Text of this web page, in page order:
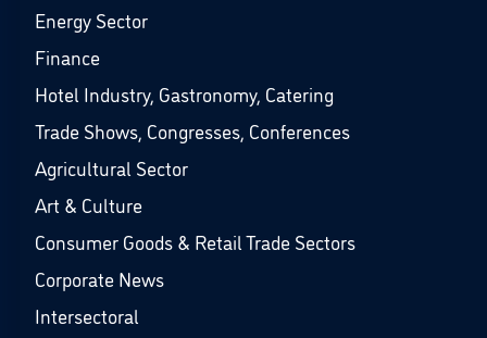
Energy Sector
Finance
Hotel Industry, Gastronomy, Catering
Trade Shows, Congresses, Conferences
Agricultural Sector
Art & Culture
Consumer Goods & Retail Trade Sectors
Corporate News
Intersectoral